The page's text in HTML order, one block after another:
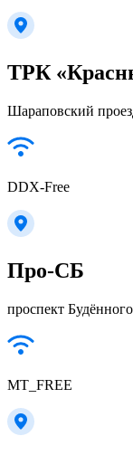
ТРК
Шараповский
DDX-Free
Про-СБ
проспект Будённого
MT_FREE